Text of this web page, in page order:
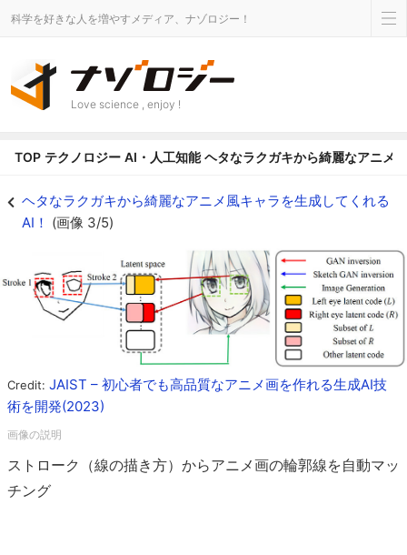
科学を好きな人を増やすメディア、ナゾロジー！
Love science , enjoy !
TOP テクノロジー AI・人工知能 ヘタなラクガキから綺麗なアニメ
ヘタなラクガキから綺麗なアニメ風キャラを生成してくれる
AI！ (画像 3/5)
Credit: JAIST – 初心者でも高品質なアニメ画を作れる生成AI技
術を開発(2023)
ストローク（線の描き方）からアニメ画の輪郭線を自動マッ
チング